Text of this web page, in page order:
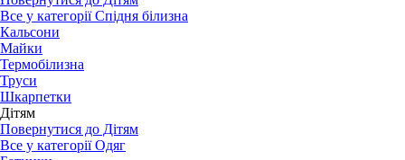
Все у категорії Спідня білизна
Кальсони
Майки
Термобілизна
Труси
Шкарпетки
Дітям
Повернутися до Дітям
Все у категорії Одяг